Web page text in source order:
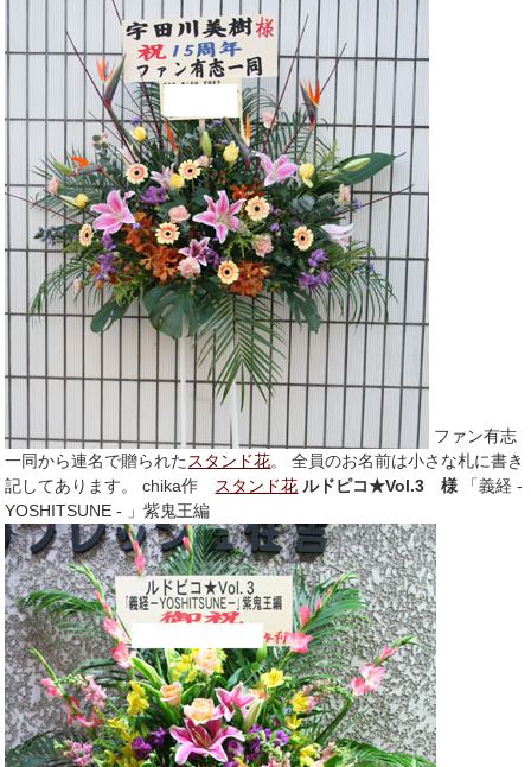
ファン有志
一同から連名で贈られた スタンド花。 全員のお名前は小さな札に書き
記してあります。 chika作 スタンド花 ルドピコ★Vol.3 様 「義経 -
YOSHITSUNE - 」紫鬼王編